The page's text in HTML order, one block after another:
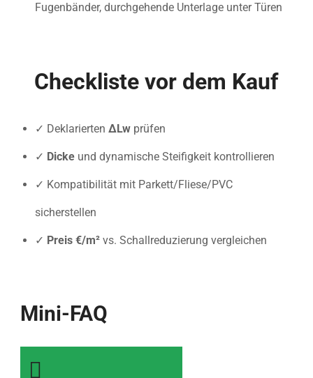
Fugenbänder, durchgehende Unterlage unter Türen
Checkliste vor dem Kauf
✓ Deklarierten ΔLwprüfen
✓ Dickeund dynamische Steifigkeit kontrollieren
✓ Kompatibilität mit Parkett/Fliese/PVC
sicherstellen
✓ Preis €/m²vs. Schallreduzierung vergleichen
Mini-FAQ